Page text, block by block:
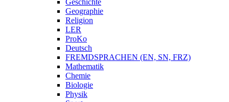
Geschichte
Geographie
Religion
LER
ProKo
Deutsch
FREMDSPRACHEN (EN, SN, FRZ)
Mathematik
Chemie
Biologie
Physik